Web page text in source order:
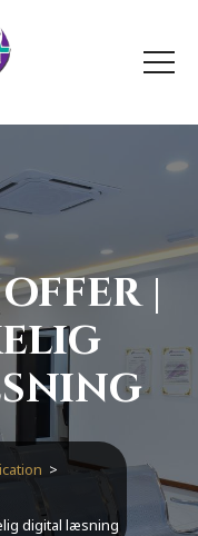
|
>
digital læsning